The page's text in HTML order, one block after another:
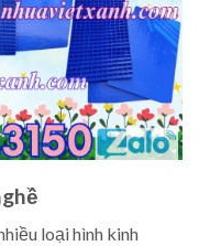
loại hình kinh